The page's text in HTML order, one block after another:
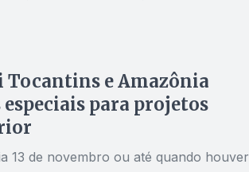
e Amazônia
para projetos
13 de novembro ou até quando houver